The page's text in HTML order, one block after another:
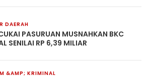
DAERAH
PASURUAN MUSNAHKAN BKC
SENILAI RP 6,39 MILIAR
&AMP; KRIMINAL